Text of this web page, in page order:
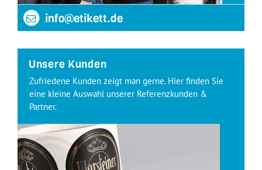
info@etikett.de
Unsere Kunden
Zufriedene Kunden zeigt man gerne. Hier finden Sie
eine kleine Auswahl unserer Referenzkunden &
Partner.